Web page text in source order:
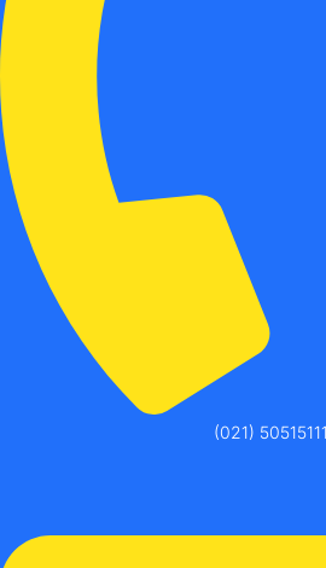
(021) 50515111